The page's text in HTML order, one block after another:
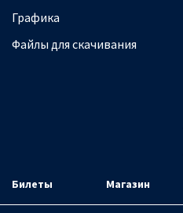
Графика
Файлы для скачивания
Билеты Магазин